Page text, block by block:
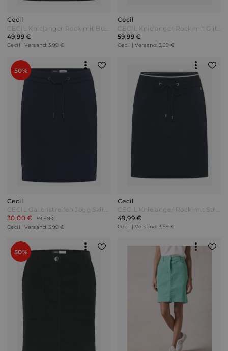
Cecil
CECIL Knielanger Rock mit Bunddetail - universal blue Blau
49,99 €
Cecil | Versand: 3,99 €
Cecil
CECIL Knielanger Rock mit Glitzerdetails - universal blue Blau
59,99 €
Cecil | Versand: 3,99 €
50%
Cecil
CECIL Gallonstreifen Jogg Skirt - urban dark blue Blau
30,00 €
59,99 €
Cecil | Versand: 3,99 €
Cecil
CECIL Knielanger Rock mit Streifendetail - universal blue Blau
49,99 €
Cecil | Versand: 3,99 €
50%